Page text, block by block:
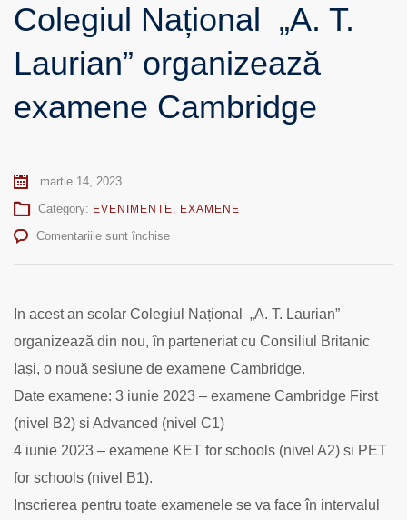
Colegiul Național „A. T.
Laurian” organizează
examene Cambridge
martie 14, 2023
Category: EVENIMENTE, EXAMENE
Comentariile sunt închisepentru
T.
Laurian”
organizează
examene
In acest an scolar Colegiul Național „A. T. Laurian”
organizează din nou, în parteneriat cu Consiliul Britanic
Iași, o nouă sesiune de examene Cambridge.
Date examene: 3 iunie 2023 – examene Cambridge First
(nivel B2) si Advanced (nivel C1)
4 iunie 2023 – examene KET for schools (nivel A2) si PET
for schools (nivel B1).
Inscrierea pentru toate examenele se va face în intervalul